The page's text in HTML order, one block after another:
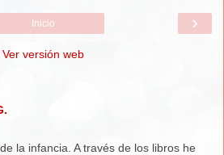
›
Inicio
Ver versión web
la infancia. A través de los libros he